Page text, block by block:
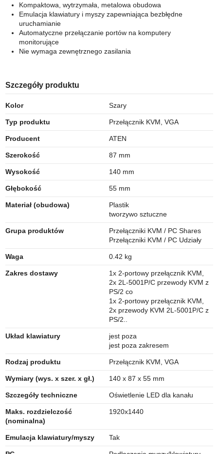
Kompaktowa, wytrzymała, metalowa obudowa
Emulacja klawiatury i myszy zapewniająca bezbłędne
uruchamianie
Automatyczne przełączanie portów na komputery
monitorujące
Nie wymaga zewnętrznego zasilania
Szczegóły produktu
Kolor Szary
Typ produktu Przełącznik KVM, VGA
Producent ATEN
Szerokość 87 mm
Wysokość 140 mm
Głębokość 55 mm
Materiał (obudowa)
Plastik
tworzywo sztuczne
Grupa produktów
Przełączniki KVM / PC Shares
Przełączniki KVM / PC Udziały
Waga 0.42 kg
Zakres dostawy
1x 2-portowy przełącznik KVM,
2x 2L-5001P/C przewody KVM z
PS/2 co
1x 2-portowy przełącznik KVM,
2x przewody KVM 2L-5001P/C z
PS/2..
Układ klawiatury
jest poza
jest poza zakresem
Rodzaj produktu Przełącznik KVM, VGA
Wymiary (wys. x szer. x gł.) 140 x 87 x 55 mm
Szczegóły techniczne Oświetlenie LED dla kanału
Maks. rozdzielczość
(nominalna)
1920x1440
Emulacja klawiatury/myszy Tak